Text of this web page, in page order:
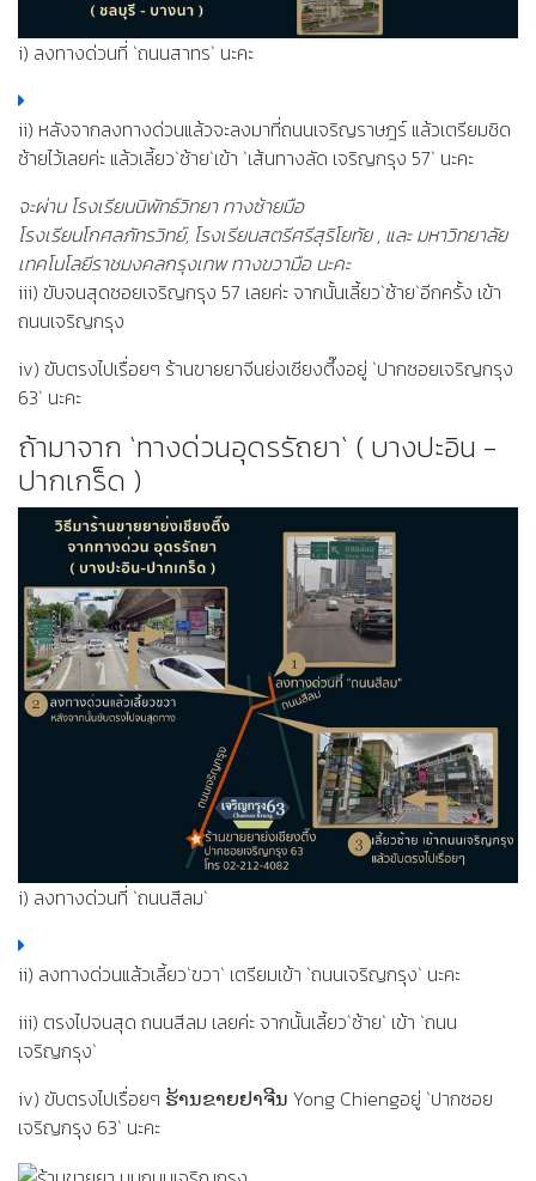
i) ลงทางด่วนที่ `ถนนสาทร` นะคะ
ii) หลังจากลงทางด่วนแล้วจะลงมาที่ถนนเจริญราษฎร์ แล้วเตรียมชิด
ซ้ายไว้เลยค่ะ แล้วเลี้ยว`ซ้าย`เข้า `เส้นทางลัด เจริญกรุง 57` นะคะ
จะผ่าน โรงเรียนนิพัทธ์วิทยา ทางซ้ายมือ
โรงเรียนโกศลภัทรวิทย์, โรงเรียนสตรีศรีสุริโยทัย , และ มหาวิทยาลัย
เทคโนโลยีราชมงคลกรุงเทพ ทางขวามือ นะคะ
iii) ขับจนสุดซอยเจริญกรุง 57 เลยค่ะ จากนั้นเลี้ยว`ซ้าย`อีกครั้ง เข้า
ถนนเจริญกรุง
iv) ขับตรงไปเรื่อยๆ ร้านขายยาจีนย่งเชียงตึ๊งอยู่ `ปากซอยเจริญกรุง
63` นะคะ
ถ้ามาจาก `ทางด่วนอุดรรัถยา` ( บางปะอิน -
ปากเกร็ด )
i) ลงทางด่วนที่ `ถนนสีลม`
ii) ลงทางด่วนแล้วเลี้ยว`ขวา` เตรียมเข้า `ถนนเจริญกรุง` นะคะ
iii) ตรงไปจนสุด ถนนสีลม เลยค่ะ จากนั้นเลี้ยว`ซ้าย` เข้า `ถนน
เจริญกรุง`
iv) ขับตรงไปเรื่อยๆ ຮ້ານຂາຍຢາຈີນ Yong Chiengอยู่ `ปากซอย
เจริญกรุง 63` นะคะ